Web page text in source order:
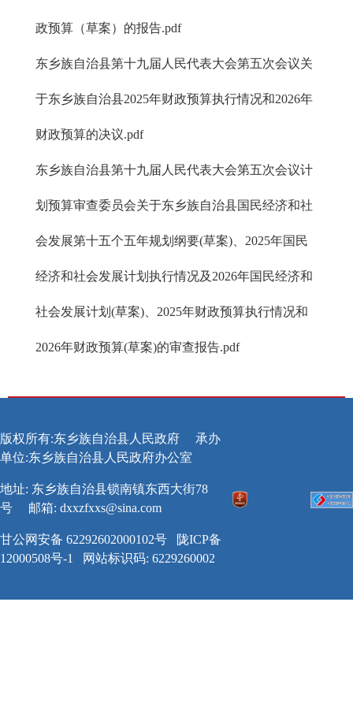
政预算（草案）的报告.pdf
东乡族自治县第十九届人民代表大会第五次会议关
于东乡族自治县2025年财政预算执行情况和2026年
财政预算的决议.pdf
东乡族自治县第十九届人民代表大会第五次会议计
划预算审查委员会关于东乡族自治县国民经济和社
会发展第十五个五年规划纲要(草案)、2025年国民
经济和社会发展计划执行情况及2026年国民经济和
社会发展计划(草案)、2025年财政预算执行情况和
2026年财政预算(草案)的审查报告.pdf
版权所有:东乡族自治县人民政府
承办
单位:东乡族自治县人民政府办公室
地址: 东乡族自治县锁南镇东西大街78
号
邮箱: dxxzfxxs@sina.com
甘公网安备 62292602000102号
陇ICP备
12000508号-1
网站标识码: 6229260002